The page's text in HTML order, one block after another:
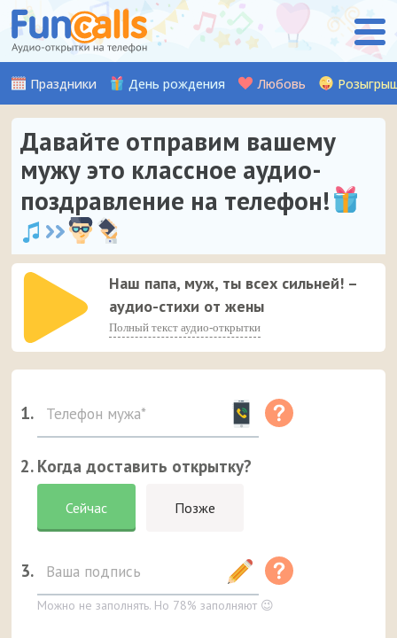
Праздники День рождения Любовь
Давайте отправим вашему
мужу это классное аудио-
поздравление на телефон!
Наш папа, муж, ты всех сильней! –
аудио-стихи от жены
Полный текст аудио-открытки
1.
2. Когда доставить открытку?
Сейчас Позже
3.
Можно не заполнять. Но 78% заполняют 😉